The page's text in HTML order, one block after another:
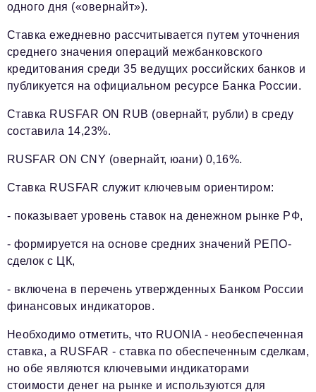
одного дня («овернайт»).
Ставка ежедневно рассчитывается путем уточнения
среднего значения операций межбанковского
кредитования среди 35 ведущих российских банков и
публикуется на официальном ресурсе Банка России.
Ставка RUSFAR ON RUB (овернайт, рубли) в среду
составила 14,23%.
RUSFAR ON CNY (овернайт, юани) 0,16%.
Ставка RUSFAR служит ключевым ориентиром:
- показывает уровень ставок на денежном рынке РФ,
- формируется на основе средних значений РЕПО-
сделок с ЦК,
- включена в перечень утвержденных Банком России
финансовых индикаторов.
Необходимо отметить, что RUONIA - необеспеченная
ставка, а RUSFAR - ставка по обеспеченным сделкам,
но обе являются ключевыми индикаторами
стоимости денег на рынке и используются для